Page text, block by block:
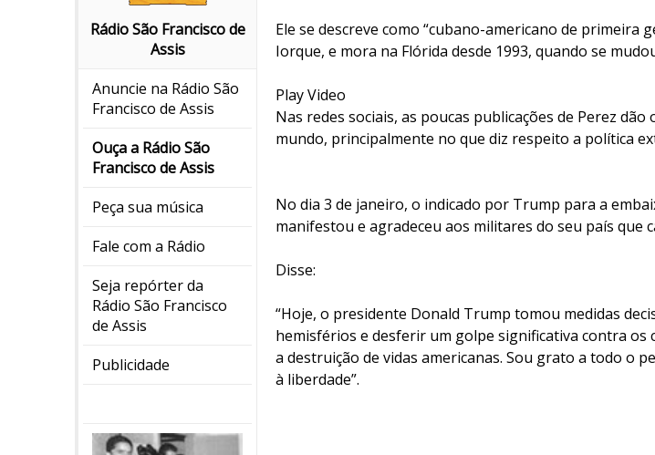
Rádio São Francisco de
Assis
Anuncie na Rádio São
Francisco de Assis
Ouça a Rádio São
Francisco de Assis
Peça sua música
Fale com a Rádio
Seja repórter da
Rádio São Francisco
de Assis
Publicidade
Ele se descreve como “cubano-americano de primeira
Iorque, e mora na Flórida desde 1993, quando se
Play Video
Nas redes sociais, as poucas publicações de Perez
mundo, principalmente no que diz respeito a política
No dia 3 de janeiro, o indicado por Trump para a
manifestou e agradeceu aos militares do seu país que
Disse:
“Hoje, o presidente Donald Trump tomou medidas
hemisférios e desferir um golpe significativa contra os
a destruição de vidas americanas. Sou grato a todo o
à liberdade”.